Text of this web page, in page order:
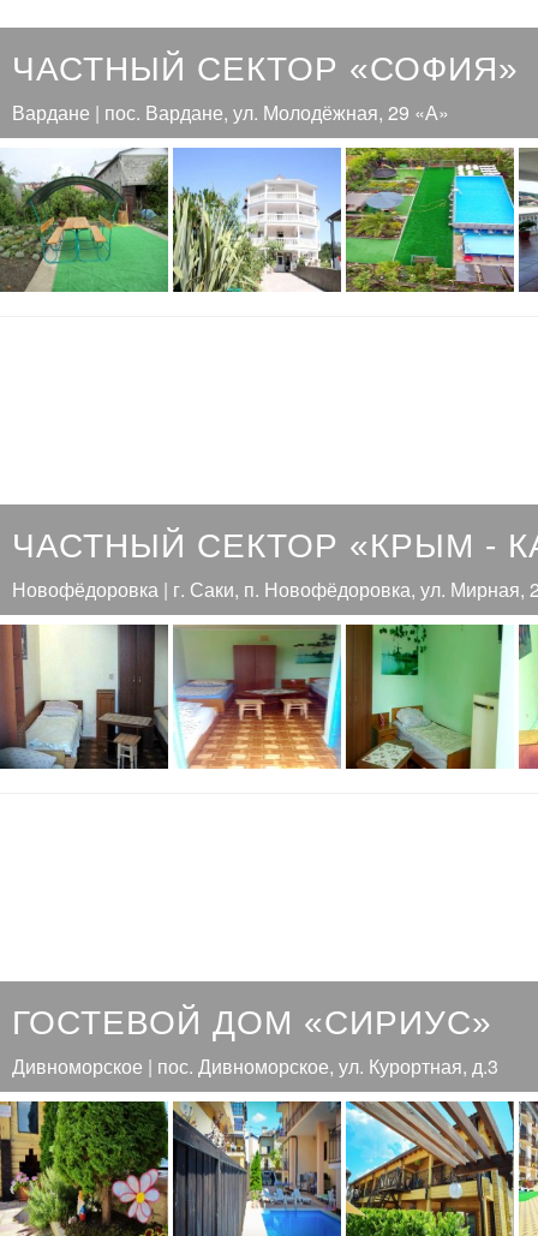
ЧАСТНЫЙ СЕКТОР «СОФИЯ»
Вардане | пос. Вардане, ул. Молодёжная, 29 «А»
ЧАСТНЫЙ СЕКТОР «КРЫМ -
Новофёдоровка | г. Саки, п. Новофёдоровка, ул. Мирная,
ГОСТЕВОЙ ДОМ «СИРИУС»
Дивноморское | пос. Дивноморское, ул. Курортная, д.3